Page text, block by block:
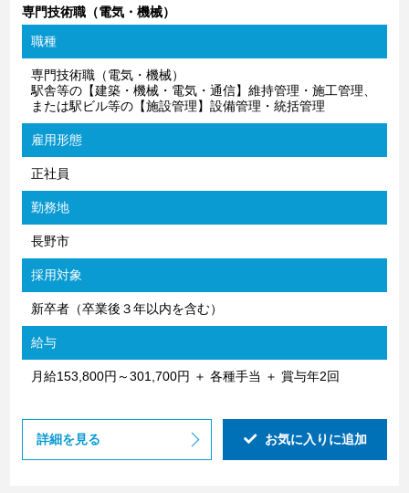
専門技術職（電気・機械）
職種
専門技術職（電気・機械）
駅舎等の【建築・機械・電気・通信】維持管理・施工管理、
または駅ビル等の【施設管理】設備管理・統括管理
雇用形態
正社員
勤務地
長野市
採用対象
新卒者（卒業後３年以内を含む）
給与
月給153,800円～301,700円 ＋ 各種手当 ＋ 賞与年2回
詳細を見る お気に入りに追加